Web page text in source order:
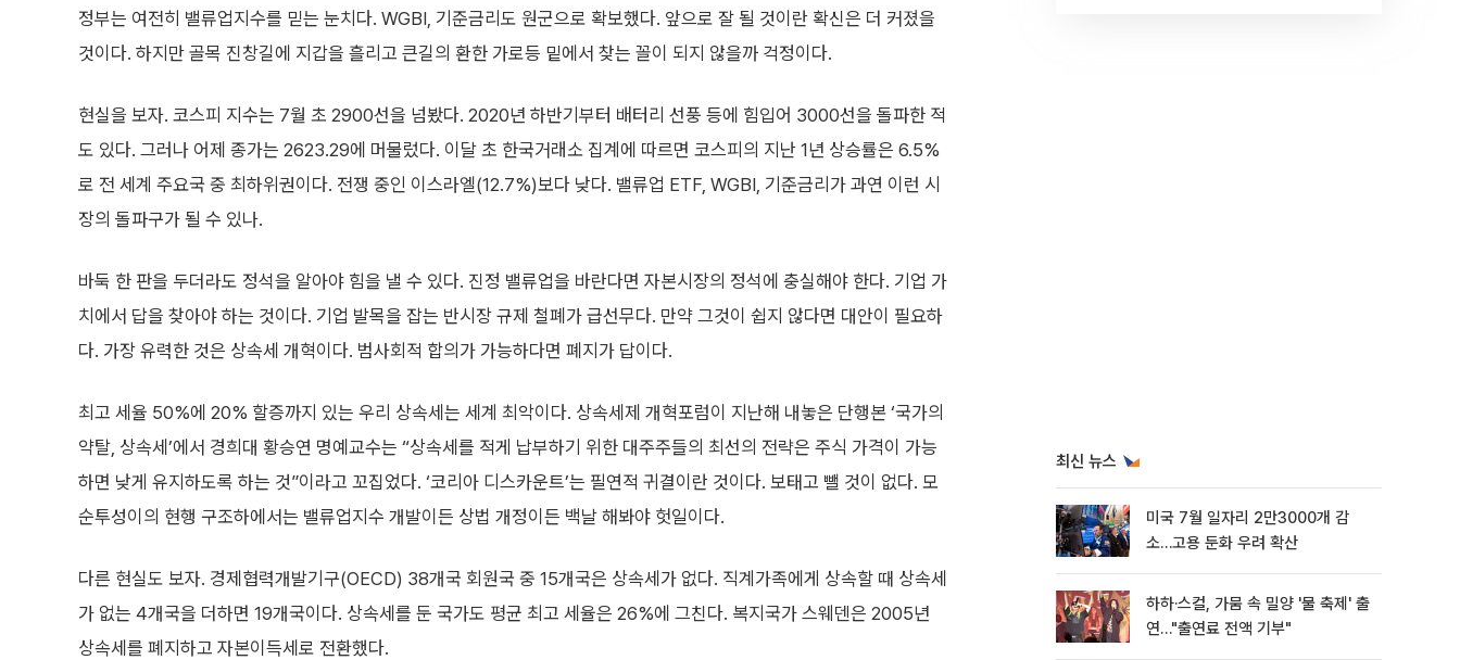
정부는 여전히 밸류업지수를 믿는 눈치다. WGBI, 기준금리도 원군으로 확보했다. 앞으로 잘 될 것이란 확신은 더 커졌을
것이다. 하지만 골목 진창길에 지갑을 흘리고 큰길의 환한 가로등 밑에서 찾는 꼴이 되지 않을까 걱정이다.
현실을 보자. 코스피 지수는 7월 초 2900선을 넘봤다. 2020년 하반기부터 배터리 선풍 등에 힘입어 3000선을 돌파한 적
도 있다. 그러나 어제 종가는 2623.29에 머물렀다. 이달 초 한국거래소 집계에 따르면 코스피의 지난 1년 상승률은 6.5%
로 전 세계 주요국 중 최하위권이다. 전쟁 중인 이스라엘(12.7%)보다 낮다. 밸류업 ETF, WGBI, 기준금리가 과연 이런 시
장의 돌파구가 될 수 있나.
바둑 한 판을 두더라도 정석을 알아야 힘을 낼 수 있다. 진정 밸류업을 바란다면 자본시장의 정석에 충실해야 한다. 기업 가
치에서 답을 찾아야 하는 것이다. 기업 발목을 잡는 반시장 규제 철폐가 급선무다. 만약 그것이 쉽지 않다면 대안이 필요하
다. 가장 유력한 것은 상속세 개혁이다. 범사회적 합의가 가능하다면 폐지가 답이다.
최고 세율 50%에 20% 할증까지 있는 우리 상속세는 세계 최악이다. 상속세제 개혁포럼이 지난해 내놓은 단행본 ‘국가의
약탈, 상속세’에서 경희대 황승연 명예교수는 “상속세를 적게 납부하기 위한 대주주들의 최선의 전략은 주식 가격이 가능
하면 낮게 유지하도록 하는 것”이라고 꼬집었다. ‘코리아 디스카운트’는 필연적 귀결이란 것이다. 보태고 뺄 것이 없다. 모
순투성이의 현행 구조하에서는 밸류업지수 개발이든 상법 개정이든 백날 해봐야 헛일이다.
다른 현실도 보자. 경제협력개발기구(OECD) 38개국 회원국 중 15개국은 상속세가 없다. 직계가족에게 상속할 때 상속세
가 없는 4개국을 더하면 19개국이다. 상속세를 둔 국가도 평균 최고 세율은 26%에 그친다. 복지국가 스웨덴은 2005년
상속세를 폐지하고 자본이득세로 전환했다.
최신 뉴스
미국 7월 일자리 2만3000개 감
소…고용 둔화 우려 확산
하하·스컬, 가뭄 속 밀양 '물 축제' 출
연…"출연료 전액 기부"